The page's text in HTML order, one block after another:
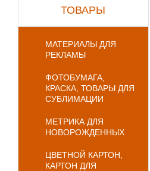
ТОВАРЫ
МАТЕРИАЛЫ ДЛЯ
РЕКЛАМЫ
ФОТОБУМАГА,
КРАСКА, ТОВАРЫ ДЛЯ
СУБЛИМАЦИИ
МЕТРИКА ДЛЯ
НОВОРОЖДЕННЫХ
ЦВЕТНОЙ КАРТОН,
КАРТОН ДЛЯ